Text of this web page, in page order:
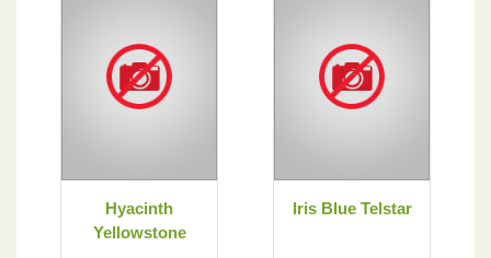
Hyacinth
Yellowstone
Iris Blue Telstar